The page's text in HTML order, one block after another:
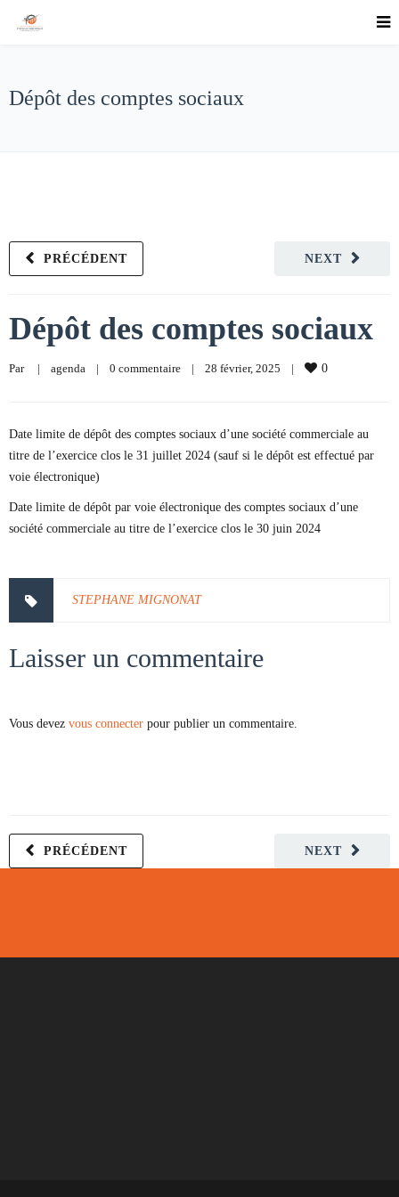
Dépôt des comptes sociaux
NEXT
PRÉCÉDENT
Dépôt des comptes sociaux
Par | agenda | 0 commentaire | 28 février, 2025 | 0
Date limite de dépôt des comptes sociaux d’une société commerciale au
titre de l’exercice clos le 31 juillet 2024 (sauf si le dépôt est effectué par
voie électronique)
Date limite de dépôt par voie électronique des comptes sociaux d’une
société commerciale au titre de l’exercice clos le 30 juin 2024
STEPHANE MIGNONAT
Laisser un commentaire
Vous devez vous connecter pour publier un commentaire.
NEXT
PRÉCÉDENT